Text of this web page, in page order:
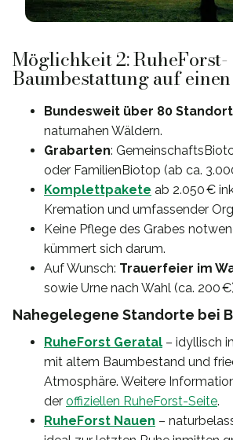
Möglichkeit 2: RuheForst-
Baumbestattung auf
Bundesweit über 80
naturnahen Wäldern.
Grabarten:
oder FamilienBiotop (ab ca.
Komplettpakete ab 2.050 €
Kremation und umfassender
Keine Pflege des Grabes
kümmert sich darum.
Auf Wunsch: Trauerfeier im
sowie Urne nach Wahl (ca. 200
Nahegelegene Standorte bei
RuheForst Geratal – idyllisch
mit altem Baumbestand und
Atmosphäre. Weitere
der offiziellen RuheForst-Seite.
RuheForst Nauen –